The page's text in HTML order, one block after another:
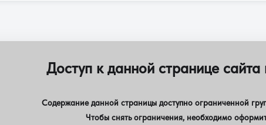
Доступ к данной странице сайта
Содержание данной страницы доступно ограниченной
Чтобы снять ограничения, необходимо